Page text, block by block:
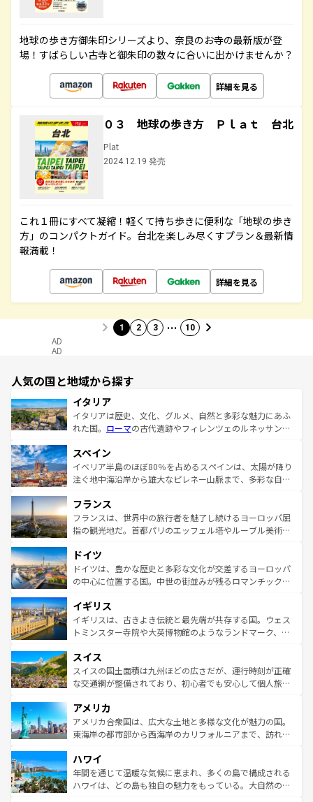
地球の歩き方御朱印シリーズより、奈良のお寺の最新版が登
場！すばらしい古寺と御朱印の数々に合いに出かけませんか？
詳細を見る
０３ 地球の歩き方 Ｐｌａｔ 台北
Plat
2024.12.19 発売
これ１冊にすべて凝縮！軽くて持ち歩きに便利な「地球の歩き
方」のコンパクトガイド。台北を楽しみ尽くすプラン＆最新情
報満載！
詳細を見る
1 2 3 … 10
AD
AD
人気の国と地域から探す
イタリア
イタリアは歴史、文化、グルメ、自然と多彩な魅力にあふ
れた国。 ローマの古代遺跡やフィレンツェのルネッサンス
ろん、トスカーナの美しい田園風景やアマルフィ海岸の絶
景など、自然景観も見逃せない。観光の合間には、本場の
ピザやパスタなど、絶品のイタリア料理を堪能することも
ませてくれるイタリアで、忘れられない旅をしてみよう！
なお、新着のイタリア情報はコンテンツ一覧 を参照してほ
しい。
スペイン
イベリア半島のほぼ80％を占めるスペインは、太陽が降り
注ぐ地中海沿岸から雄大なピレネー山脈まで、多彩な自然
文化が根付くこの国では、情熱的なフラメンコ、熱気あふ
れる闘牛、そして美味しいタパスが生活の一部となってい
る。首都マドリードの洗練された雰囲気や、バルセロナの
の城塞都市、穏やかなビーチリゾートまで多彩な表情を見
せる。地方によって風土や気候が異なるスペインはその個
性で訪れる人を魅了する。 なお、新着のスペイン情報はコ
フランス
フランスは、世界中の旅行者を魅了し続けるヨーロッパ屈
指の観光地だ。首都パリのエッフェル塔やルーブル美術館
で、幅広い魅力が詰まっている。華麗な宮殿、歴史的な大
聖堂、美しいビーチ、そして豊かな自然が、訪れる者を心
から魅了する。また、フランスは美食の国としても知ら
いる。シャンパンの発祥地であるランス、プロヴァンスの
香り高いラベンダー畑など、多彩な楽しみ方が可能だ。さ
らに、パリ以外の地域にも魅力が溢れており、どの街角に
れる地方に足を運ぶとそれぞれで全く異なる文化を体験で
きるだろう。 なお、新着のフランス情報はコンテンツ一覧
を参照してほしい。
ドイツ
ドイツは、豊かな歴史と多彩な文化が交差するヨーロッパ
の中心に位置する国。中世の街並みが残るロマンチック街
顔を持つこの国は、どこを歩いても飽きることがない。ベ
ルリンの文化的活気、バイエルン州のアルプスの絶景、そ
してライン川沿いのワイン畑といった風景は必見。ビール
は、お酒好きな人にはぜひ体験してほしい。 なお、新着の
ドイツ情報はコンテンツ一覧を参照してほしい。
イギリス
イギリスは、古きよき伝統と最先端が共存する国。ウェス
トミンスター寺院や大英博物館のようなランドマーク、歴
リアごとに異なる魅力がある。また、優雅なアフタヌーン
ティー、ビール好きにはたまらない英国パブ、サッカー観
戦など、本場だからこそできる体験も豊富。イギリスを旅
ンツ一覧を参照してほしい。
スイス
スイスの国土面積は九州ほどの広さだが、運行時刻が正確
な交通網が整備されており、初心者でも安心して個人旅行
の建物がそのまま残る町や、スイスならではのユニークな
博物館もあり、アルプス観光だけでなく町歩きも満喫する
ことができる。国民の所得が高いため物価も高いが、旅行
ば市内交通費無料で観光を楽しむこともできる。 なお、新
着のスイス情報はコンテンツ一覧 を参照してほしい。
アメリカ
アメリカ合衆国は、広大な土地と多様な文化が魅力の国。
東海岸の都市部から西海岸のカリフォルニアまで、訪れる
のような巨大都市は、観光、ショッピング、エンターテイ
ンメントが詰まった刺激的なスポットだ。一方、アメリカ
西部には大自然が広がり、グランドキャニオンやイエロー
ハワイ
年間を通じて温暖な気候に恵まれ、多くの島で構成される
ハワイは、どの島も独自の魅力をもっている。大自然の神